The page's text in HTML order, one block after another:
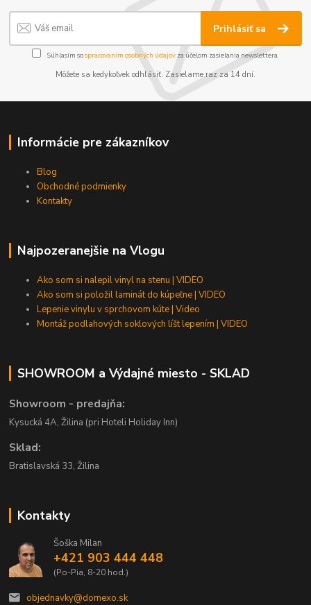
Prihlásiť sa
Súhlasím sospracovaním osobných údajov za účelom zasielania newslettera.
Môžete sa kedykoľvek odhlásiť. Zasielame raz za 14 dní.
Informácie pre zákazníkov
Blog
Obchodné podmienky
Kontakty
Najpozeranejšie na Vlogu
Ako som si nalepil vinyl na stenu | VIDEO
Ako som si položil laminát do kúpeľne | VIDEO
Lepenie vinylu v sprchovom kúte | Video
Montáž podlahových soklových líšt lepením | VIDEO
SHOWROOM a Výdajné miesto - SKLAD
Showroom - predajňa:
Kysucká 4A, Žilina (pri Hoteli Holiday Inn)
Sklad:
Bratislavská 33, Žilina
Kontakty
Šoška Milan
+421 903 444 448
(Po-Pia, 8-20 hod.)
objednavky@domexo.sk